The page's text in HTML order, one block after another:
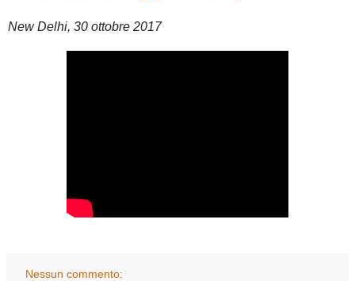
New Delhi, 30 ottobre 2017
Nessun commento: